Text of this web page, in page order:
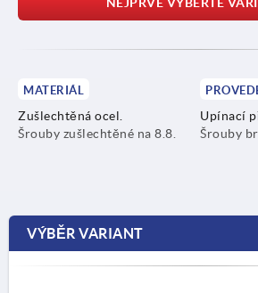
MATERIÁL
Zušlechtěná ocel.
Šrouby zušlechtěné na 8.8.
Upínací
Šrouby
VÝBĚR VARIANT